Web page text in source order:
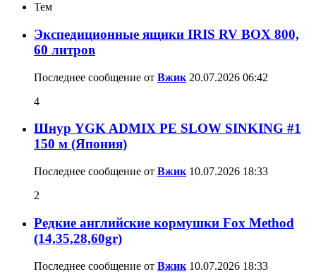
Тем
Экспедиционные ящики IRIS RV BOX 800,
60 литров
Последнее сообщение от Вжик 20.07.2026 06:42
4
Шнур YGK ADMIX PE SLOW SINKING #1
150 м (Япония)
Последнее сообщение от Вжик 10.07.2026 18:33
2
Редкие английские кормушки Fox Method
(14,35,28,60gr)
Последнее сообщение от Вжик 10.07.2026 18:33